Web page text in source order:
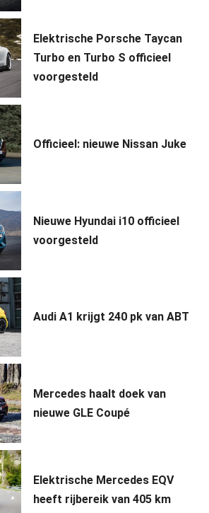
Elektrische Porsche Taycan
Turbo en Turbo S officieel
voorgesteld
Officieel: nieuwe Nissan Juke
Nieuwe Hyundai i10 officieel
voorgesteld
Audi A1 krijgt 240 pk van ABT
Mercedes haalt doek van
nieuwe GLE Coupé
Elektrische Mercedes EQV
heeft rijbereik van 405 km